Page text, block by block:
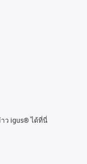
ว igus® ได้ที่นี่